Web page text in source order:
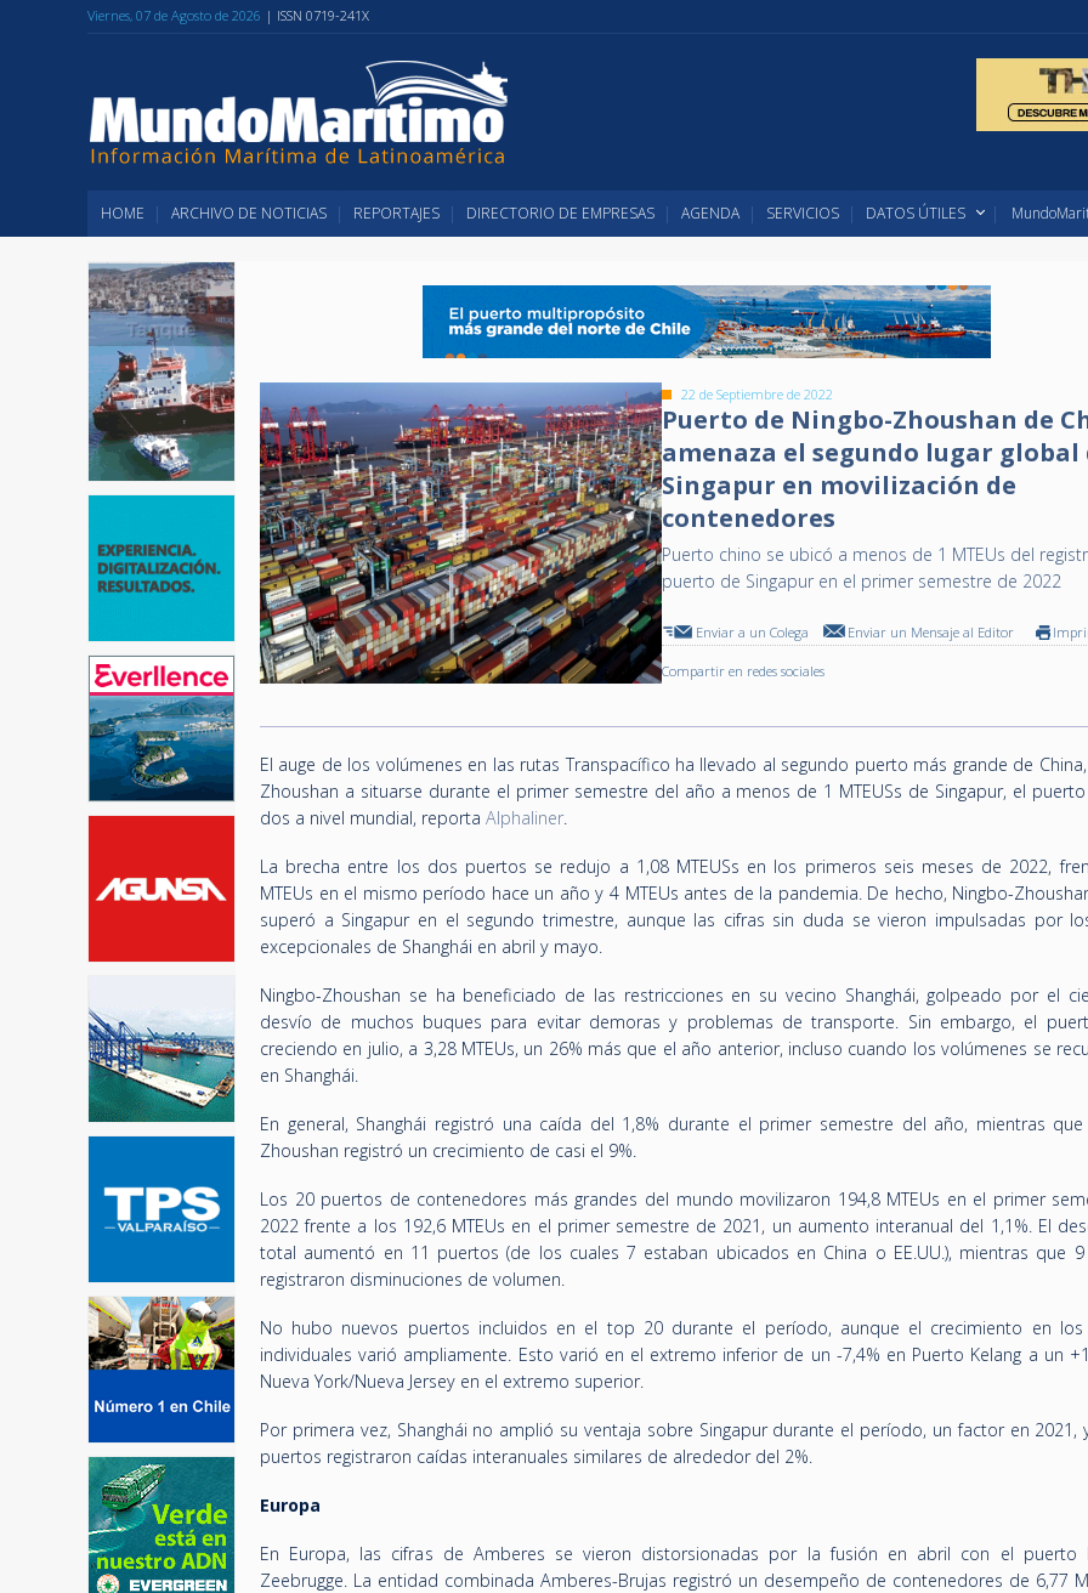
Viernes, 07 de Agosto de 2026 | ISSN 0719-241X
HOME ARCHIVO DE NOTICIAS REPORTAJES DIRECTORIO DE EMPRESAS AGENDA SERVICIOS DATOS ÚTILES
22 de Septiembre de 2022
Puerto de Ningbo-Zhoushan de
amenaza el segundo lugar global
Singapur en movilización de
contenedores
Puerto chino se ubicó a menos de 1 MTEUs del
puerto de Singapur en el primer semestre de 2022
Enviar a un Colega Enviar un Mensaje al Editor
Compartir en redes sociales
El auge de los volúmenes en las rutas Transpacífico ha llevado al segundo puerto más grande de
Zhoushan a situarse durante el primer semestre del año a menos de 1 MTEUSs de Singapur, el
dos a nivel mundial, reporta Alphaliner.
La brecha entre los dos puertos se redujo a 1,08 MTEUSs en los primeros seis meses de 2022,
MTEUs en el mismo período hace un año y 4 MTEUs antes de la pandemia. De hecho, Ningbo-
superó a Singapur en el segundo trimestre, aunque las cifras sin duda se vieron impulsadas por
excepcionales de Shanghái en abril y mayo.
Ningbo-Zhoushan se ha beneficiado de las restricciones en su vecino Shanghái, golpeado por el
desvío de muchos buques para evitar demoras y problemas de transporte. Sin embargo, el
creciendo en julio, a 3,28 MTEUs, un 26% más que el año anterior, incluso cuando los volúmenes se
en Shanghái.
En general, Shanghái registró una caída del 1,8% durante el primer semestre del año, mientras que
Zhoushan registró un crecimiento de casi el 9%.
Los 20 puertos de contenedores más grandes del mundo movilizaron 194,8 MTEUs en el primer
2022 frente a los 192,6 MTEUs en el primer semestre de 2021, un aumento interanual del 1,1%. El
total aumentó en 11 puertos (de los cuales 7 estaban ubicados en China o EE.UU.), mientras que
registraron disminuciones de volumen.
No hubo nuevos puertos incluidos en el top 20 durante el período, aunque el crecimiento en los
individuales varió ampliamente. Esto varió en el extremo inferior de un -7,4% en Puerto Kelang a un
Nueva York/Nueva Jersey en el extremo superior.
Por primera vez, Shanghái no amplió su ventaja sobre Singapur durante el período, un factor en 2021,
puertos registraron caídas interanuales similares de alrededor del 2%.
Europa
En Europa, las cifras de Amberes se vieron distorsionadas por la fusión en abril con el puerto
Zeebrugge. La entidad combinada Amberes-Brujas registró un desempeño de contenedores de 6,77